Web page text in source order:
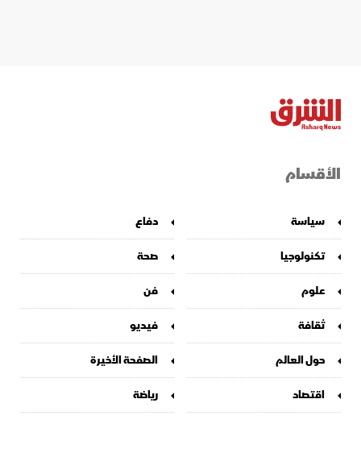
الأقسام
سياسة
دفاع
تكنولوجيا
صحة
علوم
فن
ثقافة
فيديو
حول العالم
الصفحة الأخيرة
اقتصاد
رياضة